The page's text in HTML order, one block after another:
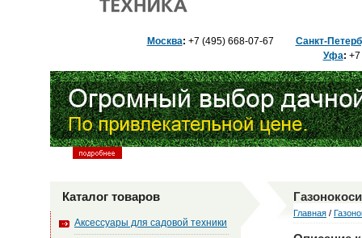
Москва: +7 (495) 668-07-67 Санкт-
Уфа: +7
Каталог товаров
Аксессуары для садовой техники
Главная /